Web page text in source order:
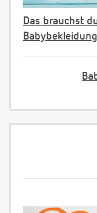
Das brauchst
Babybekleidung